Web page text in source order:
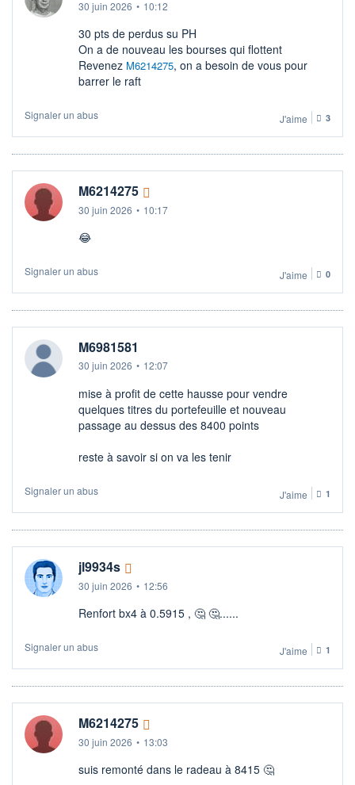
30 juin 2026 • 10:12
30 pts de perdus su PH
On a de nouveau les bourses qui flottent
Revenez M6214275, on a besoin de vous pour
barrer le raft
Signaler un abus J'aime 3
M6214275
30 juin 2026 • 10:17
😂
Signaler un abus J'aime 0
M6981581
30 juin 2026 • 12:07
mise à profit de cette hausse pour vendre
quelques titres du portefeuille et nouveau
passage au dessus des 8400 points
reste à savoir si on va les tenir
Signaler un abus J'aime 1
jl9934s
30 juin 2026 • 12:56
Renfort bx4 à 0.5915 , 🤔​​ 🤔......
Signaler un abus J'aime 1
M6214275
30 juin 2026 • 13:03
suis remonté dans le radeau à 8415 🤔​